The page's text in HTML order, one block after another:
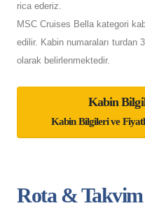
rica ederiz.
MSC Cruises Bella kategori
edilir. Kabin numaraları turdan
olarak belirlenmektedir.
Kabin
Kabin Bilgileri ve
Rota & Takvim